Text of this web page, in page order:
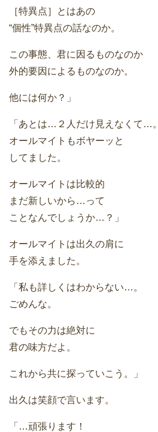
［特異点］とはあの
“個性”特異点の話なのか。
この事態、君に因るものなのか
外的要因によるものなのか。
他には何か？」
「あとは…２人だけ見えなくて…。
オールマイトもボヤーッと
してました。
オールマイトは比較的
まだ新しいから…って
ことなんでしょうか…？」
オールマイトは出久の肩に
手を添えました。
「私も詳しくはわからない…。
ごめんな。
でもその力は絶対に
君の味方だよ。
これから共に探っていこう。」
出久は笑顔で言います。
「…頑張ります！